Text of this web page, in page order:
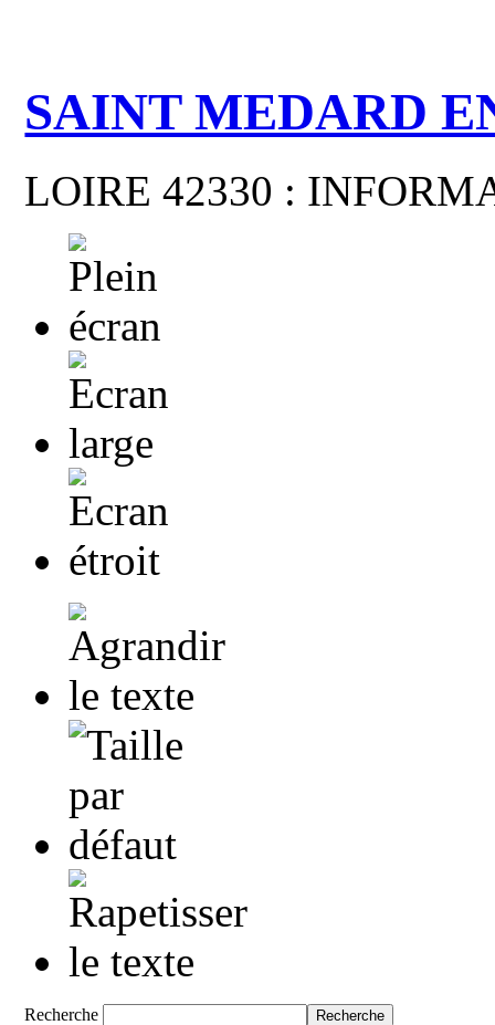
SAINT MEDARD
LOIRE 42330 :
Recherche